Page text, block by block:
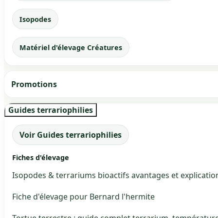
Isopodes
Matériel d'élevage Créatures
Promotions
Guides terrariophilies
Voir Guides terrariophilies
Fiches d'élevage
Isopodes & terrariums bioactifs avantages et
Fiche d'élevage pour Bernard l'hermite